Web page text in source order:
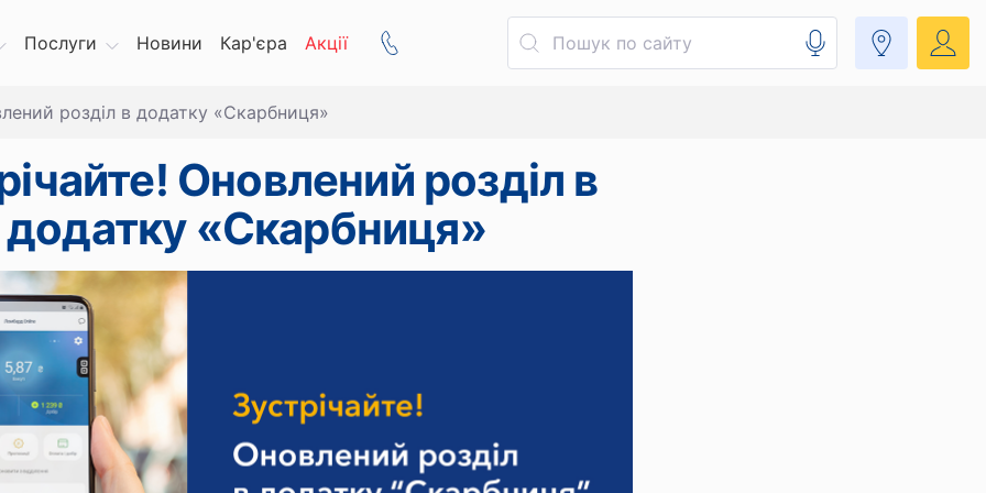
Послуги Новини Кар'єра Акції
розділ в додатку «Скарбниця»
Оновлений розділ в
додатку «Скарбниця»